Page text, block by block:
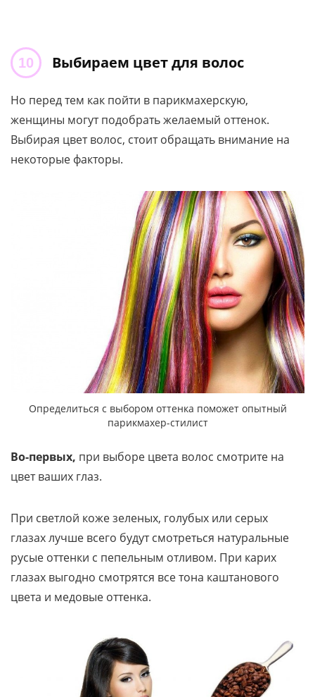
Выбираем цвет для волос
Но перед тем как пойти в парикмахерскую,
женщины могут подобрать желаемый оттенок.
Выбирая цвет волос, стоит обращать внимание на
некоторые факторы.
Определиться с выбором оттенка поможет опытный
парикмахер-стилист
Во-первых, при выборе цвета волос смотрите на
цвет ваших глаз.
При светлой коже зеленых, голубых или серых
глазах лучше всего будут смотреться натуральные
русые оттенки с пепельным отливом. При карих
глазах выгодно смотрятся все тона каштанового
цвета и медовые оттенка.